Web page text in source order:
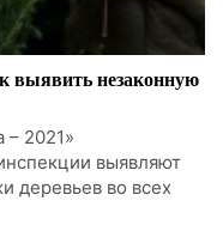
выявить незаконную
– 2021»
выявляют
деревьев во всех